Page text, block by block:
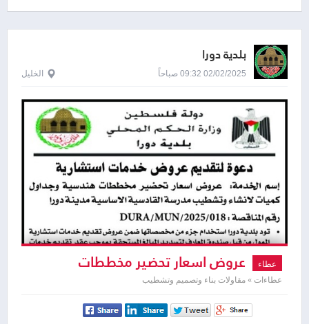
بلدية دورا
02/02/2025 09:32 صباحاً الخليل
عطاء عروض اسعار تحضير مخططات
هندسية وجداول كميات لانشاء وتشطيب
مدرسة القادسية الاساسية
عطاءات » مقاولات بناء وتصميم وتشطيب